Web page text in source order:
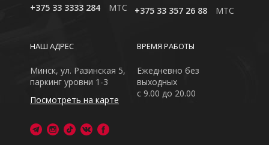
+375 33 3333 284
MTC
+375 33 357 26 88
MTC
ВРЕМЯ РАБОТЫ
Ежедневно без
выходных
с 9.00 до 20.00
НАШ АДРЕС
Минск, ул. Разинская 5,
паркинг уровни 1-3
Посмотреть на карте